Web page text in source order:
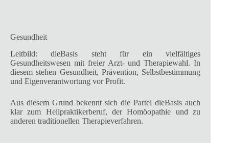
Gesundheit
Leitbild: dieBasis steht für ein vielfältiges
Gesundheitswesen mit freier Arzt- und Therapiewahl. In
diesem stehen Gesundheit, Prävention, Selbstbestimmung
und Eigenverantwortung vor Profit.
Aus diesem Grund bekennt sich die Partei dieBasis auch
klar zum Heilpraktikerberuf, der Homöopathie und zu
anderen traditionellen Therapieverfahren.